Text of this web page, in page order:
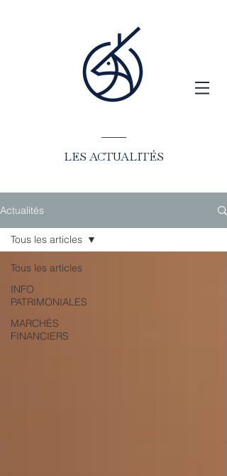
LES ACTUALITÉS
Actualités
Tous les articles
INFO
PATRIMONIALES
MARCHÉS
FINANCIERS
Tous les articles